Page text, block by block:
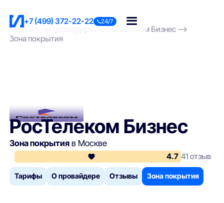
+7 (499) 372-22-22 24/7
Главная
РосТелеком Бизнес
Зона покрытия
РосТелеком Бизнес
Зона покрытия в Москве
4.7 41 отзыв
Тарифы О провайдере Отзывы Зона покрытия